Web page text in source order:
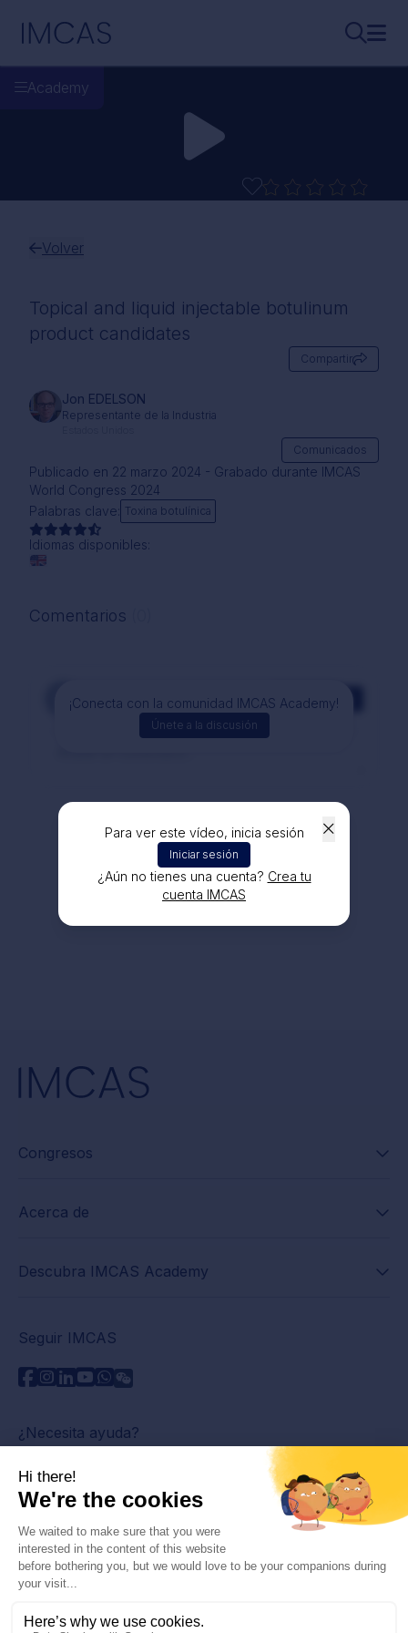
IMCAS
Academy
Para ver este vídeo, inicia sesión
Iniciar sesión
¿Aún no tienes una cuenta? Crea tu
cuenta IMCAS
Volver
Topical and liquid injectable botulinum
product candidates
Compartir
Jon EDELSON
Representante de la Industria
Comunicados
Publicado en 22 marzo 2024 - Grabado durante IMCAS
World Congress 2024
Palabras clave: Toxina botulínica
Idiomas disponibles:
Comentarios
¡Conecta con la comunidad IMCAS Academy!
Únete a la discusión
Comentarios
Congresos
Acerca de
Descubra IMCAS Academy
Seguir IMCAS
¿Necesita ayuda?
Contáctenos
Leer preguntas frecuentes
Política de privacidad
Información legal